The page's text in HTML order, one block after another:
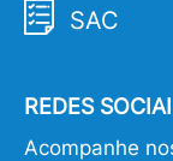
SAC
REDES
Acompanhe